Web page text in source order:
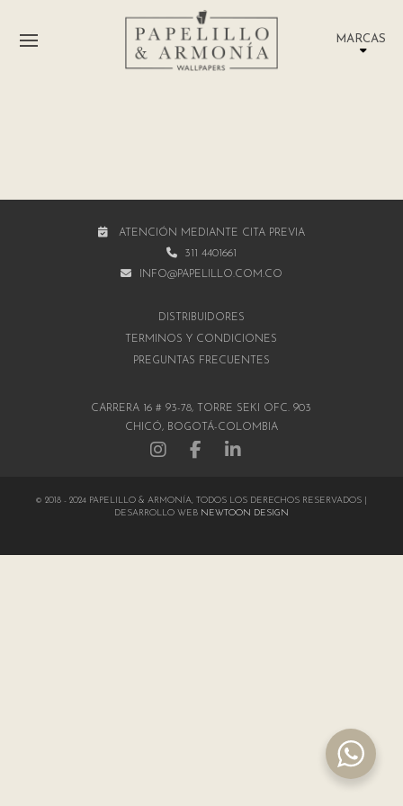
MARCAS
ATENCIÓN MEDIANTE CITA PREVIA
311 4401661
INFO@PAPELILLO.COM.CO
DISTRIBUIDORES
TÉRMINOS Y CONDICIONES
PREGUNTAS FRECUENTES
CARRERA 16 # 93-78, TORRE SEKI OFC. 903
CHICÓ, BOGOTÁ-COLOMBIA
© 2018 - 2024 PAPELILLO & ARMONÍA, TODOS LOS DERECHOS RESERVADOS |
DESARROLLO WEB NEWTOON DESIGN